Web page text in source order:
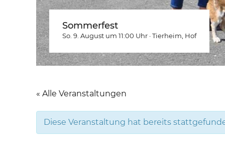
Sommerfest
So. 9. August um 11:00 Uhr ·Tierheim , Hof
« Alle Veranstaltungen
Diese Veranstaltung hat bereits